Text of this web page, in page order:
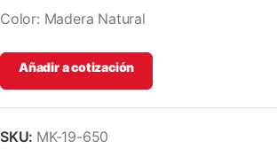
Color: Madera Natural
Añadir a cotización
SKU: MK-19-650